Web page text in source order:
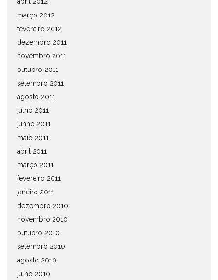
abril 2012
março 2012
fevereiro 2012
dezembro 2011
novembro 2011
outubro 2011
setembro 2011
agosto 2011
julho 2011
junho 2011
maio 2011
abril 2011
março 2011
fevereiro 2011
janeiro 2011
dezembro 2010
novembro 2010
outubro 2010
setembro 2010
agosto 2010
julho 2010